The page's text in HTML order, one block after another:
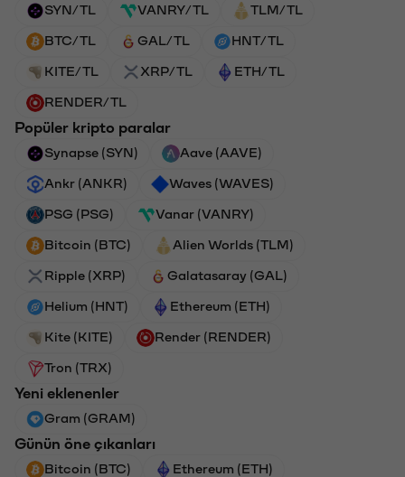
SYN/TL VANRY/TL TLM/TL
BTC/TL GAL/TL HNT/TL
KITE/TL XRP/TL ETH/TL
RENDER/TL
Popüler kripto paralar
Synapse (SYN) Aave (AAVE)
Ankr (ANKR) Waves (WAVES)
PSG (PSG) Vanar (VANRY)
Bitcoin (BTC) Alien Worlds (TLM)
Ripple (XRP) Galatasaray (GAL)
Helium (HNT) Ethereum (ETH)
Kite (KITE) Render (RENDER)
Tron (TRX)
Yeni eklenenler
Gram (GRAM)
Günün öne çıkanları
Bitcoin (BTC) Ethereum (ETH)